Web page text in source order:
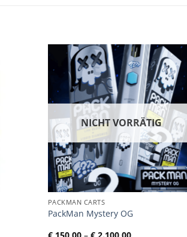
NICHT VORRÄTIG
PACKMAN CARTS
PackMan Mystery OG
Preisspanne: